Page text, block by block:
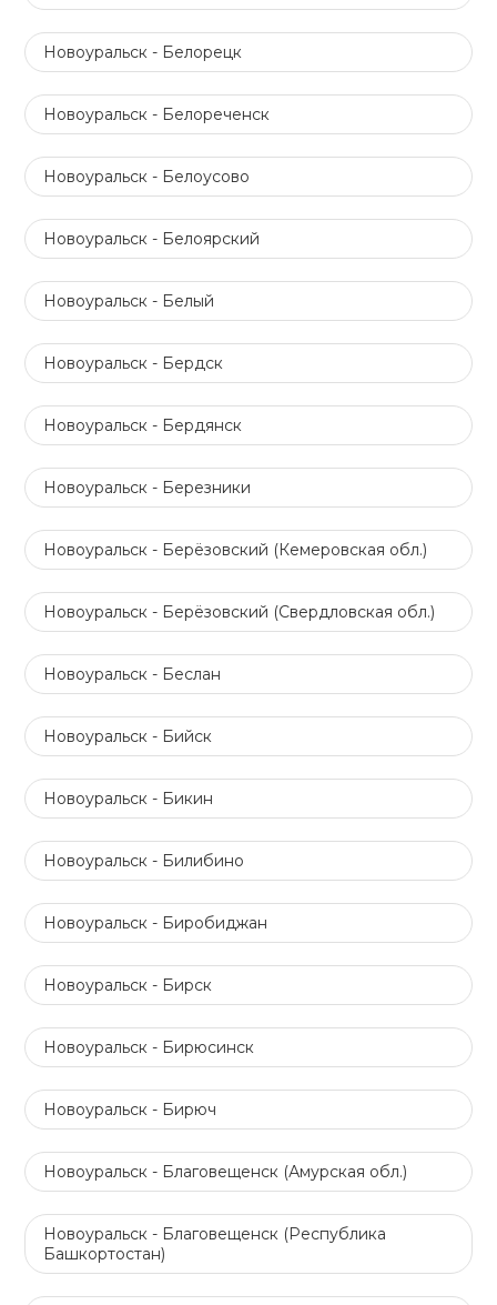
Новоуральск - Белорецк
Новоуральск - Белореченск
Новоуральск - Белоусово
Новоуральск - Белоярский
Новоуральск - Белый
Новоуральск - Бердск
Новоуральск - Бердянск
Новоуральск - Березники
Новоуральск - Берёзовский (Кемеровская обл.)
Новоуральск - Берёзовский (Свердловская обл.)
Новоуральск - Беслан
Новоуральск - Бийск
Новоуральск - Бикин
Новоуральск - Билибино
Новоуральск - Биробиджан
Новоуральск - Бирск
Новоуральск - Бирюсинск
Новоуральск - Бирюч
Новоуральск - Благовещенск (Амурская обл.)
Новоуральск - Благовещенск (Республика
Башкортостан)